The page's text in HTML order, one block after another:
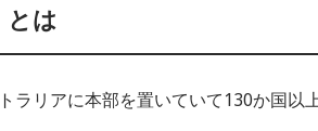
とは
ラリアに本部を置いていて130か国